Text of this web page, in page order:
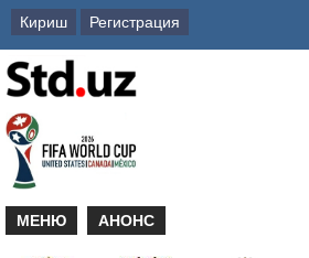
Кириш Регистрация
МЕНЮ АНОНС